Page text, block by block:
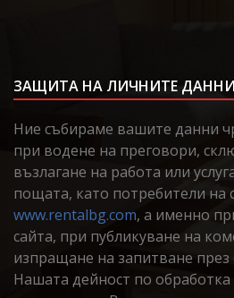
ЗАЩИТА НА ЛИЧНИТЕ ДАННИ
Ние събираме вашите данни
при водене на преговори,
възлагане на работа или
пощата, като потребители на
www.rentalbg.com, а именно
сайта, при публикуване на
изпращане на запитване през
Нашата дейност по